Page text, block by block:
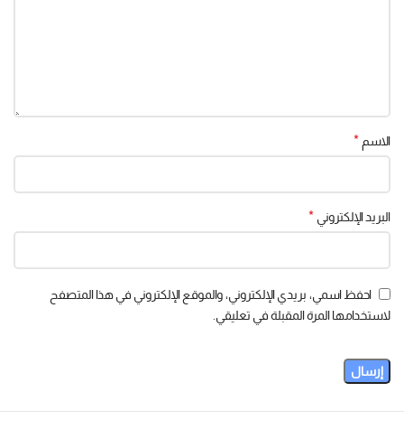
الاسم *
البريد الإلكتروني *
احفظ اسمي، بريدي الإلكتروني، والموقع الإلكتروني في هذا المتصفح
لاستخدامها المرة المقبلة في تعليقي.